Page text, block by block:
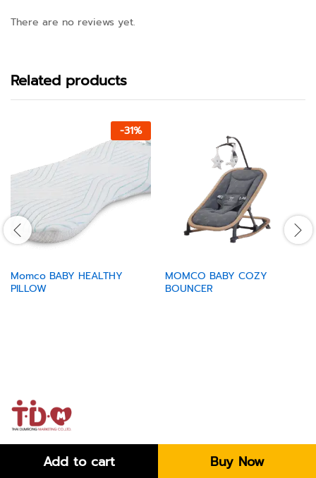
Add to cart Buy Now
There are no reviews yet.
Related products
-31%
Momco BABY HEALTHY
PILLOW
MOMCO BABY COZY
BOUNCER